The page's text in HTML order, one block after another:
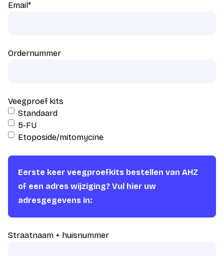
Email*
Ordernummer
Veegproef kits
Standaard
5-FU
Etoposide/mitomycine
Eerste keer veegproefkits bestellen van AHZ
of een adres wijziging? Vul hier uw
adresgegevens in:
Straatnaam + huisnummer